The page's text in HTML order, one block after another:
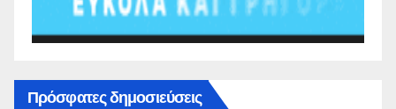
Πρόσφατες δημοσιεύσεις